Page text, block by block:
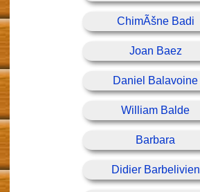
ChimÃšne Badi
Joan Baez
Daniel Balavoine
William Balde
Barbara
Didier Barbelivien